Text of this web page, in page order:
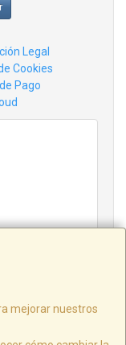
mejorar nuestros
Legal
Cookies
Pago